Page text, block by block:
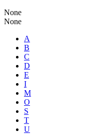
None
None
A
B
C
D
E
I
M
O
S
T
U